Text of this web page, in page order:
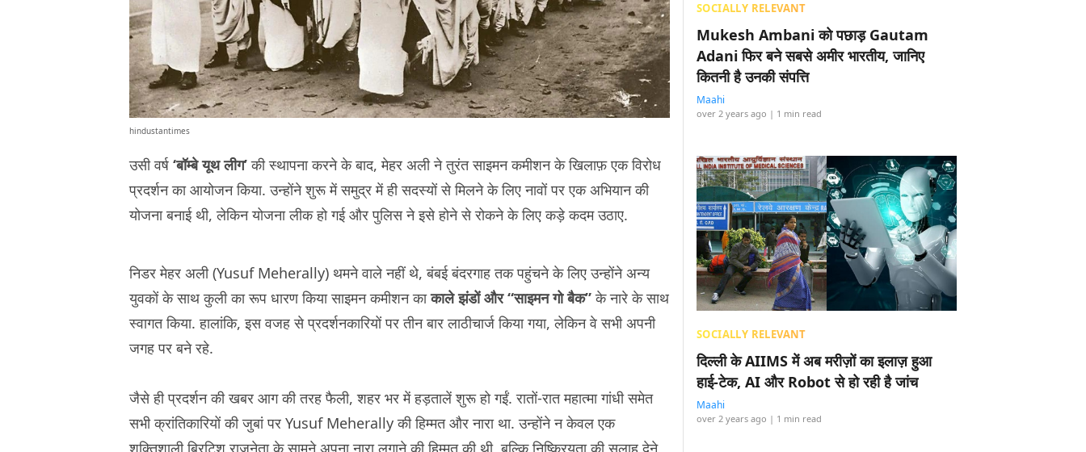
hindustantimes
उसी वर्ष ‘बॉम्बे यूथ लीग’की स्थापना करने के बाद, मेहर अली ने तुरंत साइमन कमीशन के खिलाफ़ एक विरोध
प्रदर्शन का आयोजन किया. उन्होंने शुरू में समुद्र में ही सदस्यों से मिलने के लिए नावों पर एक अभियान की
योजना बनाई थी, लेकिन योजना लीक हो गई और पुलिस ने इसे होने से रोकने के लिए कड़े कदम उठाए.
निडर मेहर अली (Yusuf Meherally) थमने वाले नहीं थे, बंबई बंदरगाह तक पहुंचने के लिए उन्होंने अन्य
युवकों के साथ कुली का रूप धारण किया साइमन कमीशन काकाले झंडों और “साइमन गो बैक”के नारे के साथ
स्वागत किया. हालांकि, इस वजह से प्रदर्शनकारियों पर तीन बार लाठीचार्ज किया गया, लेकिन वे सभी अपनी
जगह पर बने रहे.
जैसे ही प्रदर्शन की खबर आग की तरह फैली, शहर भर में हड़तालें शुरू हो गईं. रातों-रात महात्मा गांधी समेत
सभी क्रांतिकारियों की जुबां पर Yusuf Meherally की हिम्मत और नारा था. उन्होंने न केवल एक
शक्तिशाली ब्रिटिश राजनेता के सामने अपना नारा लगाने की हिम्मत की थी, बल्कि निष्क्रियता की सलाह देने
SOCIALLY RELEVANT
Mukesh Ambani को पछाड़ Gautam
Adani फिर बने सबसे अमीर भारतीय, जानिए
कितनी है उनकी संपत्ति
Maahi
over 2 years ago | 1 min read
SOCIALLY RELEVANT
दिल्ली के AIIMS में अब मरीज़ों का इलाज़ हुआ
हाई-टेक, AI और Robot से हो रही है जांच
Maahi
over 2 years ago | 1 min read